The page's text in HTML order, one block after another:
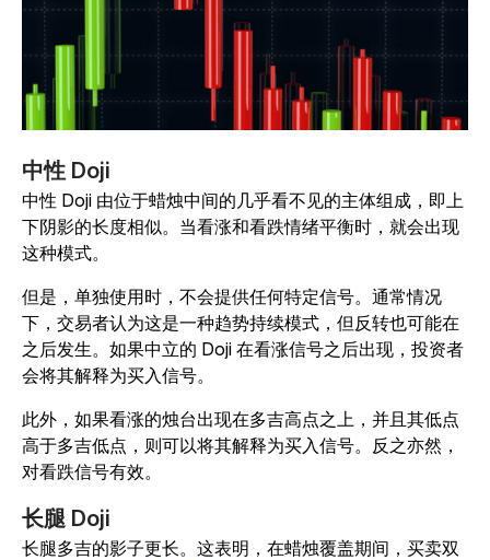
中性 Doji
中性 Doji 由位于蜡烛中间的几乎看不见的主体组成，即上
下阴影的长度相似。当看涨和看跌情绪平衡时，就会出现
这种模式。
但是，单独使用时，不会提供任何特定信号。通常情况
下，交易者认为这是一种趋势持续模式，但反转也可能在
之后发生。如果中立的 Doji 在看涨信号之后出现，投资者
会将其解释为买入信号。
此外，如果看涨的烛台出现在多吉高点之上，并且其低点
高于多吉低点，则可以将其解释为买入信号。反之亦然，
对看跌信号有效。
长腿 Doji
长腿多吉的影子更长。这表明，在蜡烛覆盖期间，买卖双